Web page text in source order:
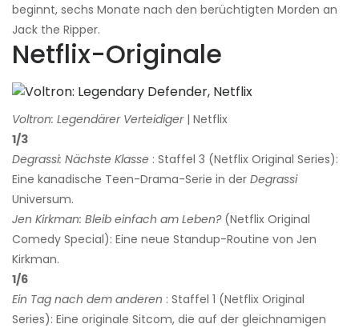
beginnt, sechs Monate nach den berüchtigten Morden an
Jack the Ripper.
Netflix-Originale
Voltron: Legendärer Verteidiger| Netflix
1/3
Degrassi: Nächste Klasse : Staffel 3 (Netflix Original Series):
Eine kanadische Teen-Drama-Serie in der Degrassi
Universum.
Jen Kirkman: Bleib einfach am Leben?(Netflix Original
Comedy Special): Eine neue Standup-Routine von Jen
Kirkman.
1/6
Ein Tag nach dem anderen : Staffel 1 (Netflix Original
Series): Eine originale Sitcom, die auf der gleichnamigen